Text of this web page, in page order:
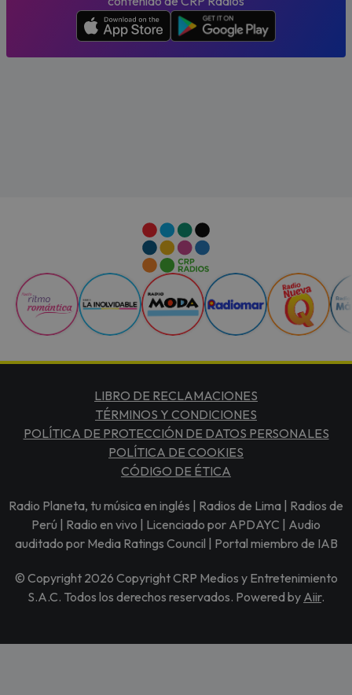
LIBRO DE RECLAMACIONES
TÉRMINOS Y CONDICIONES
POLÍTICA DE PROTECCIÓN DE DATOS PERSONALES
POLÍTICA DE COOKIES
CÓDIGO DE ÉTICA
Radio Planeta, tu música en inglés | Radios de Lima | Radios de
Perú | Radio en vivo | Licenciado por APDAYC | Audio
auditado por Media Ratings Council | Portal miembro de IAB
© Copyright 2026 Copyright CRP Medios y Entretenimiento
S.A.C. Todos los derechos reservados. Powered by Aiir.